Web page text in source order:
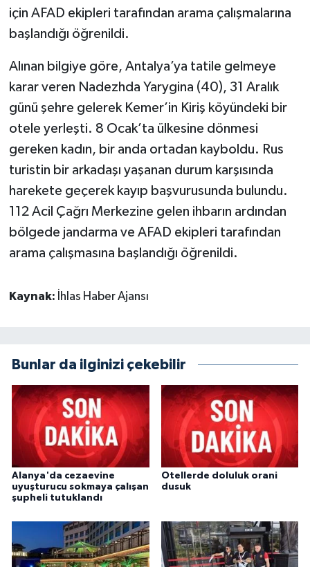
için AFAD ekipleri tarafından arama çalışmalarına
başlandığı öğrenildi.
Alınan bilgiye göre, Antalya’ya tatile gelmeye
karar veren Nadezhda Yarygina (40), 31 Aralık
günü şehre gelerek Kemer’in Kiriş köyündeki bir
otele yerleşti. 8 Ocak’ta ülkesine dönmesi
gereken kadın, bir anda ortadan kayboldu. Rus
turistin bir arkadaşı yaşanan durum karşısında
harekete geçerek kayıp başvurusunda bulundu.
112 Acil Çağrı Merkezine gelen ihbarın ardından
bölgede jandarma ve AFAD ekipleri tarafından
arama çalışmasına başlandığı öğrenildi.
Kaynak: İhlas Haber Ajansı
Bunlar da ilginizi çekebilir
Alanya'da cezaevine
uyuşturucu sokmaya çalışan
şupheli tutuklandı
Otellerde doluluk orani
dusuk